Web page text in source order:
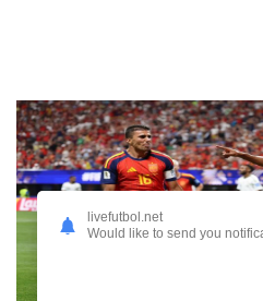
livefutbol.net
Would like to send you